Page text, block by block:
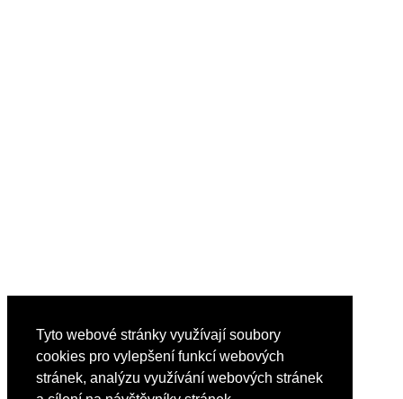
Tyto webové stránky využívají soubory
cookies pro vylepšení funkcí webových
stránek, analýzu využívání webových stránek